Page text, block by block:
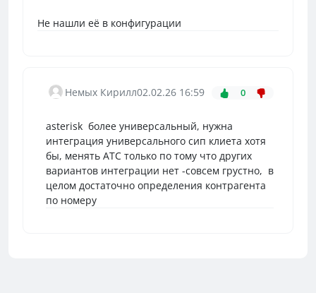
Не нашли её в конфигурации
0
Немых Кирилл02.02.26 16:59
asterisk более универсальный, нужна
интеграция универсального сип клиета хотя
бы, менять АТС только по тому что других
вариантов интеграции нет -совсем грустно, в
целом достаточно определения контрагента
по номеру